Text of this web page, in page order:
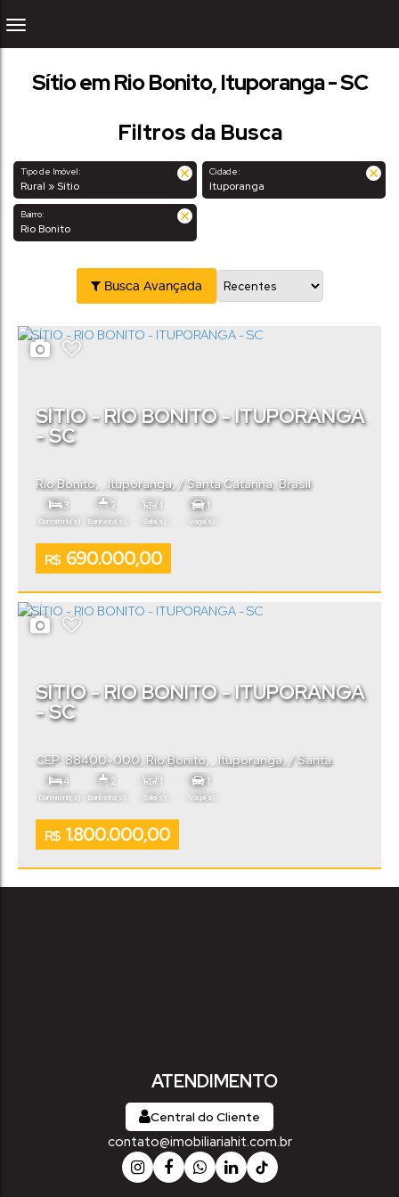
Sítio em Rio Bonito, Ituporanga - SC
Filtros da Busca
Tipo de Imóvel:
Rural » Sítio
Cidade:
Ituporanga
Bairro:
Rio Bonito
Busca Avançada
R$ 690.000,00
SÍTIO - RIO BONITO - ITUPORANGA
- SC
Rio Bonito Ituporanga, Santa Catarina, Brasil
3
Dormitório(s)
2
Banheiro(s)
1
Sala(s)
1
Vaga(s)
R$ 1.800.000,00
SÍTIO - RIO BONITO - ITUPORANGA
- SC
CEP: 88400-000, Rio Bonito Ituporanga, Santa
Catarina,Brasil
4
Dormitório(s)
2
Banheiro(s)
1
Sala(s)
1
Vaga(s)
.00 m² 260000 .00m²
ATENDIMENTO
Central do Cliente
contato@imobiliariahit.com.br